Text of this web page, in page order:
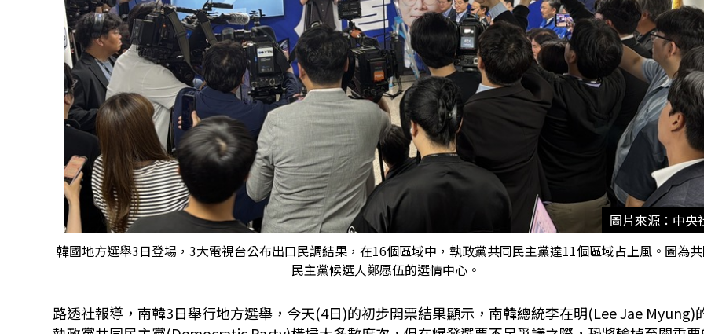
圖片來源：中央
韓國地方選舉3日登場，3大電視台公布出口民調結果，在16個區域中，執政黨共同民主黨達11個區域占上風。圖為
民主黨候選人鄭愿伍的選情中心。
路透社報導，南韓3日舉行地方選舉，今天(4日)的初步開票結果顯示，南韓總統李在明(Lee Jae Myung)